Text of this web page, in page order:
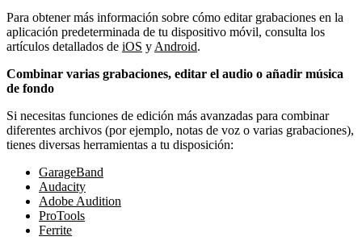
Para obtener más información sobre cómo editar grabaciones en la
aplicación predeterminada de tu dispositivo móvil, consulta los
artículos detallados de iOS y Android.
Combinar varias grabaciones, editar el audio o añadir música
de fondo
Si necesitas funciones de edición más avanzadas para combinar
diferentes archivos (por ejemplo, notas de voz o varias grabaciones),
tienes diversas herramientas a tu disposición:
GarageBand
Audacity
Adobe Audition
ProTools
Ferrite